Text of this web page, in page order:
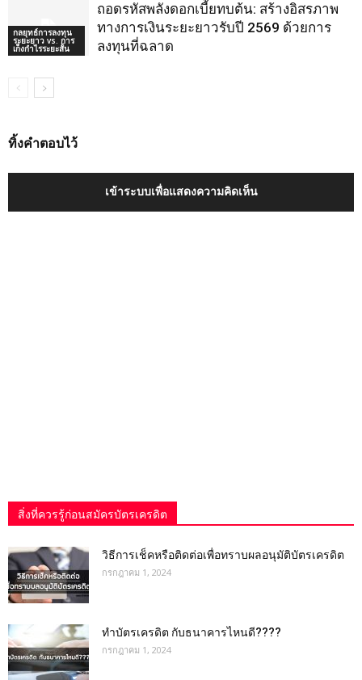
กลยุทธ์การลงทุน
ระยะยาว vs. การ
เก็งกำไรระยะสั้น
ถอดรหัสพลังดอกเบี้ยทบต้น: สร้างอิสรภาพ
ทางการเงินระยะยาวรับปี 2569 ด้วยการ
ลงทุนที่ฉลาด
ทิ้งคำตอบไว้
เข้าระบบเพื่อแสดงความคิดเห็น
สิ่งที่ควรรู้ก่อนสมัครบัตรเครดิต
วิธีการเช็คหรือติดต่อเพื่อทราบผลอนุมัติบัตรเครดิต
กรกฎาคม 1, 2024
ทำบัตรเครดิต กับธนาคารไหนดี????
กรกฎาคม 1, 2024